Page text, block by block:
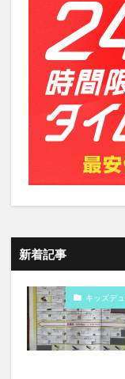
新着記事
キッズデ